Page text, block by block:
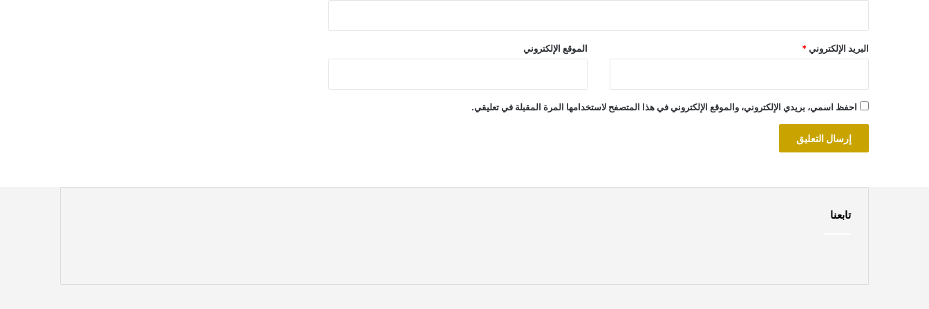
البريد الإلكتروني* الموقع الإلكتروني
احفظ اسمي، بريدي الإلكتروني، والموقع الإلكتروني في هذا المتصفح لاستخدامها المرة المقبلة في تعليقي.
تابعنا